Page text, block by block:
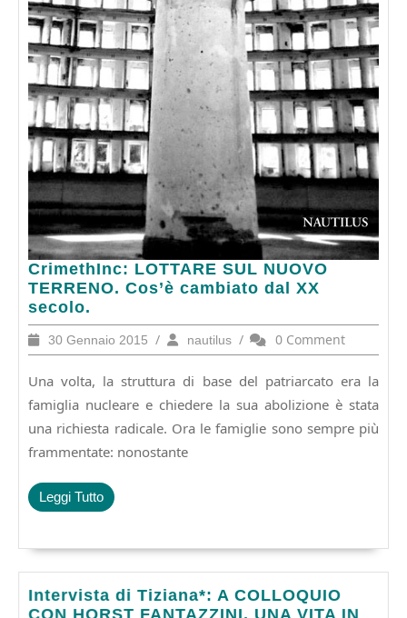
CrimethInc: LOTTARE SUL NUOVO
TERRENO. Cos’è cambiato dal XX
secolo.
CrimethInc:
LOTTARE
SUL
NUOVO
TERRENO.
cambiato
dal
30 Gennaio 2015 30
Gennaio
2015
/ nautilusnautilus
/ 0 Comment
Una volta, la struttura di base del patriarcato era la
famiglia nucleare e chiedere la sua abolizione è stata
una richiesta radicale. Ora le famiglie sono sempre più
frammentate: nonostante
Leggi TuttoLeggi
Tutto
Intervista di Tiziana*: A COLLOQUIO
Intervista
di